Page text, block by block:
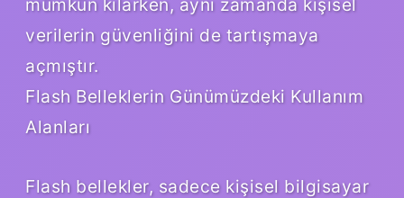
verilerin güvenliğini de tartışmaya
açmıştır.
Flash Belleklerin Günümüzdeki Kullanım
Alanları
Flash bellekler, sadece kişisel bilgisayar